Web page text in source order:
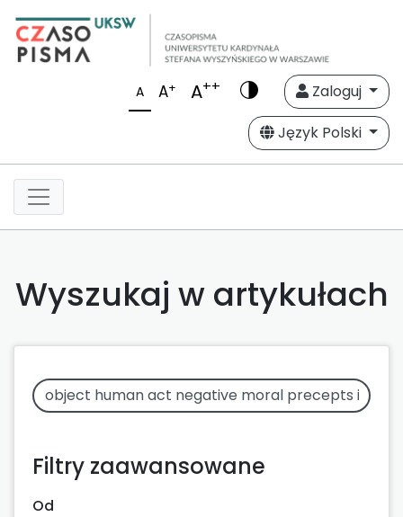
A A+ A++
Zaloguj
Język Polski
Wyszukaj w artykułach
Filtry zaawansowane
Od